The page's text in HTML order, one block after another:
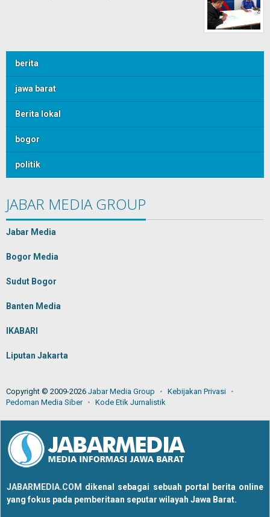
berita
jawa barat
Berita lokal
bogor
politik
JABAR MEDIA GROUP
Jabar Media
Bogor Media
Sudut Bogor
Banten Media
IKABARI
Liputan Jakarta
Copyright © 2009-2026 Jabar Media Group
Kebijakan Privasi
Pedoman Media Siber
Kode Etik Jurnalistik
JABARMEDIA.COM dikenal sebagai sebuah portal berita online
yang fokus pada pemberitaan seputar wilayah Jawa Barat.